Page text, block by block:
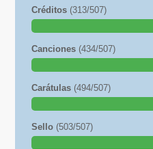
Créditos (313/507)
Canciones (434/507)
Carátulas (494/507)
Sello (503/507)